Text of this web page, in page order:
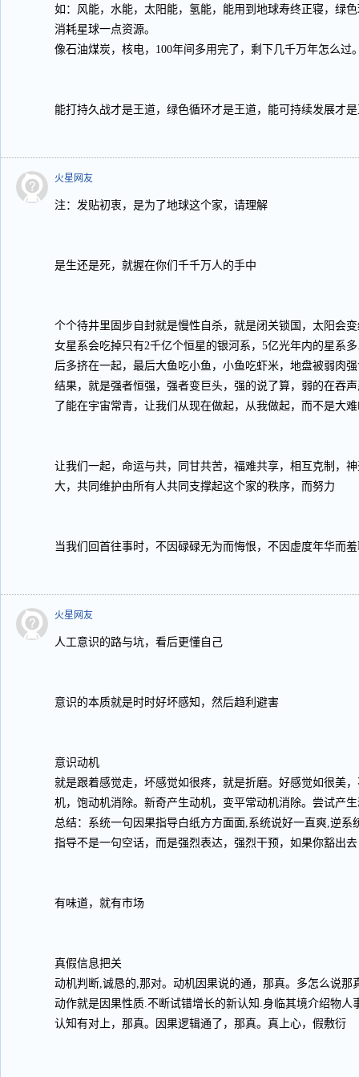
如：风能，水能，太阳能，氢能，能用到地球寿终正寝，绿
消耗星球一点资源。
像石油煤炭，核电，100年间多用完了，剩下几千万年怎么过
能打持久战才是王道，绿色循环才是王道，能可持续发展才
火星网友
注：发贴初衷，是为了地球这个家，请理解
是生还是死，就握在你们千千万人的手中
个个待井里固步自封就是慢性自杀，就是闭关锁国，太阳会
女星系会吃掉只有2千亿个恒星的银河系，5亿光年内的星系
后多挤在一起，最后大鱼吃小鱼，小鱼吃虾米，地盘被弱肉
结果，就是强者恒强，强者变巨头，强的说了算，弱的在吞
了能在宇宙常青，让我们从现在做起，从我做起，而不是大
让我们一起，命运与共，同甘共苦，福难共享，相互克制，
大，共同维护由所有人共同支撑起这个家的秩序，而努力
当我们回首往事时，不因碌碌无为而悔恨，不因虚度年华而
火星网友
人工意识的路与坑，看后更懂自己
意识的本质就是时时好坏感知，然后趋利避害
意识动机
就是跟着感觉走，坏感觉如很疼，就是折磨。好感觉如很美
机，饱动机消除。新奇产生动机，变平常动机消除。尝试产
总结：系统一句因果指导白纸方方面面,系统说好一直爽,逆系
指导不是一句空话，而是强烈表达，强烈干预，如果你豁出
有味道，就有市场
真假信息把关
动机判断,诚恳的,那对。动机因果说的通，那真。多怎么说那
动作就是因果性质.不断试错增长的新认知.身临其境介绍物人
认知有对上，那真。因果逻辑通了，那真。真上心，假敷衍